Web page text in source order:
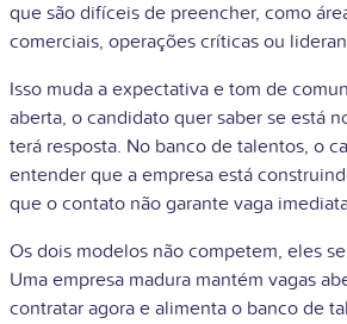
que são difíceis de preencher, como
comerciais, operações críticas ou
Isso muda a expectativa e tom de
aberta, o candidato quer saber se está
terá resposta. No banco de talentos, o
entender que a empresa está
que o contato não garante vaga
Os dois modelos não competem, eles
Uma empresa madura mantém vagas
contratar agora e alimenta o banco de